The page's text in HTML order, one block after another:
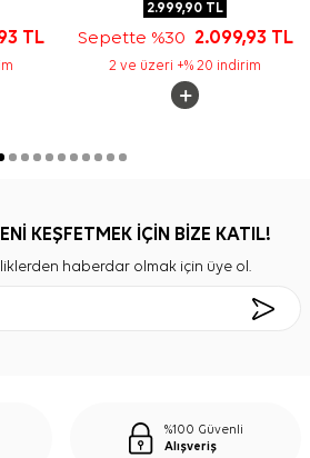
TL
2.999,90 TL
Sepette %30 2.099,93 TL
2 ve üzeri +% 20 indirim
KEŞFETMEK İÇİN BİZE KATIL!
haberdar olmak için üye ol.
%100 Güvenli
Alışveriş